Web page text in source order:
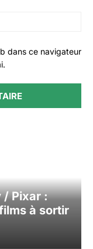
dans ce navigateur
/ Pixar :
à sortir